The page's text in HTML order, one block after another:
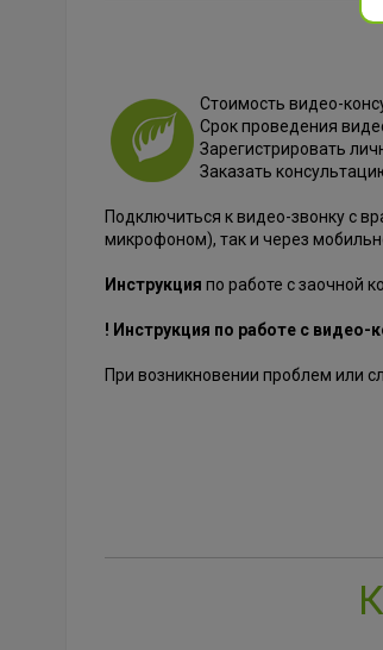
Стоимость видео-
Срок проведения
Зарегистрировать
Заказать
Подключиться к видео-звонку с
микрофоном), так и через
Инструкция по работе с заочной
! Инструкция по работе с видео-
При возникновении проблем или